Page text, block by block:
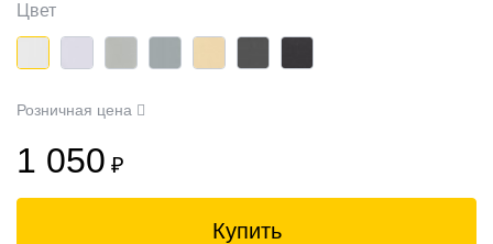
Цвет
Розничная цена
1 050 ₽
Купить